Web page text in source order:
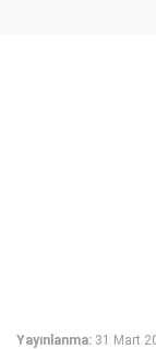
Yayınlanma: 31 Mart